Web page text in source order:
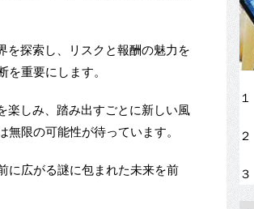
を探索し、リスクと報酬の魅力を
重要にします。
楽しみ、踏み出すごとに新しい風
限の可能性が待っています。
に広がる謎に包まれた未来を前
１
２
３